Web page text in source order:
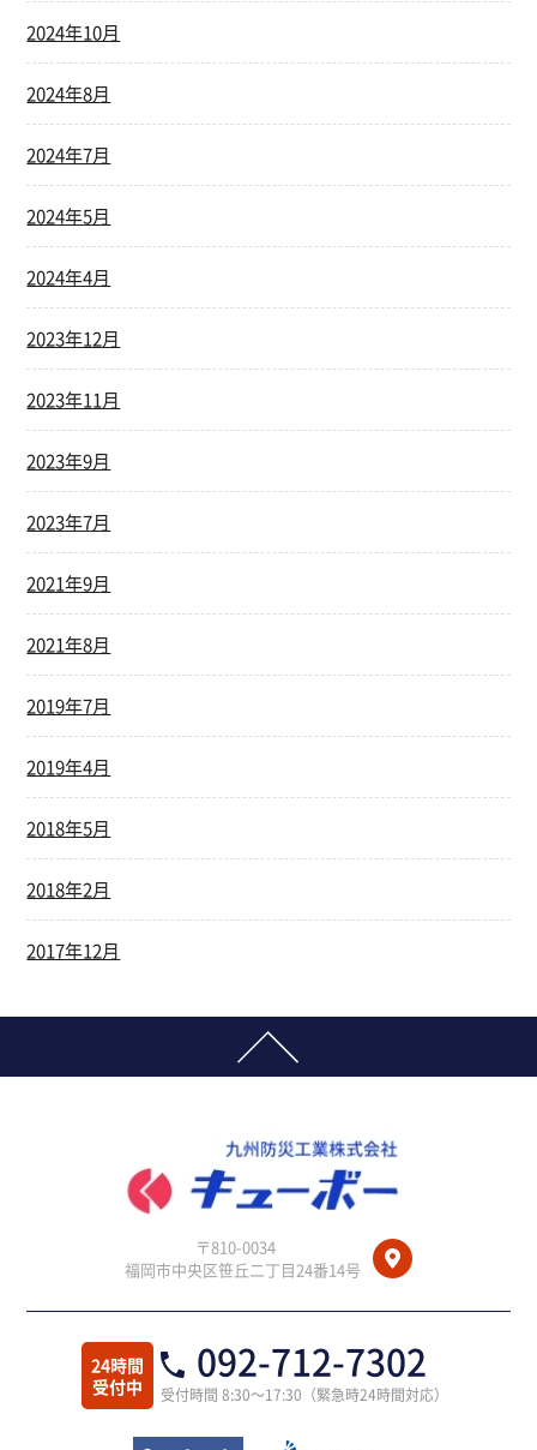
2024年10月
2024年8月
2024年7月
2024年5月
2024年4月
2023年12月
2023年11月
2023年9月
2023年7月
2021年9月
2021年8月
2019年7月
2019年4月
2018年5月
2018年2月
2017年12月
〒810-0034
福岡市中央区笹丘二丁目24番14号
24時間
受付中
092-712-7302
受付時間 8:30～17:30（緊急時24時間対応）